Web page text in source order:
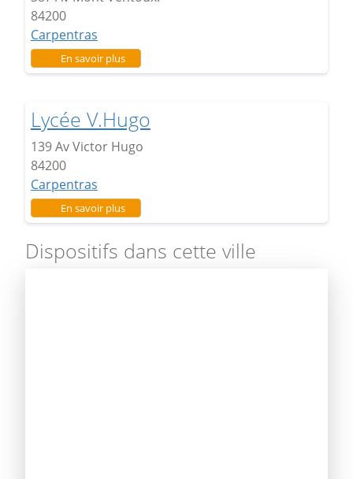
84200
Carpentras
En savoir plussur Lycée H. Fabre
Lycée V.Hugo
139 Av Victor Hugo
84200
Carpentras
En savoir plussur Lycée V.Hugo
Dispositifs dans cette ville